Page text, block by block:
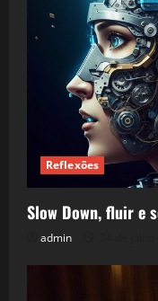
Reflexões
Slow Down, fluir e
admin